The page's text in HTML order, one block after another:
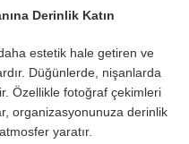
Derinlik Katın
estetik hale getiren ve
Düğünlerde, nişanlarda
Özellikle fotoğraf çekimleri
organizasyonunuza derinlik
yaratır.